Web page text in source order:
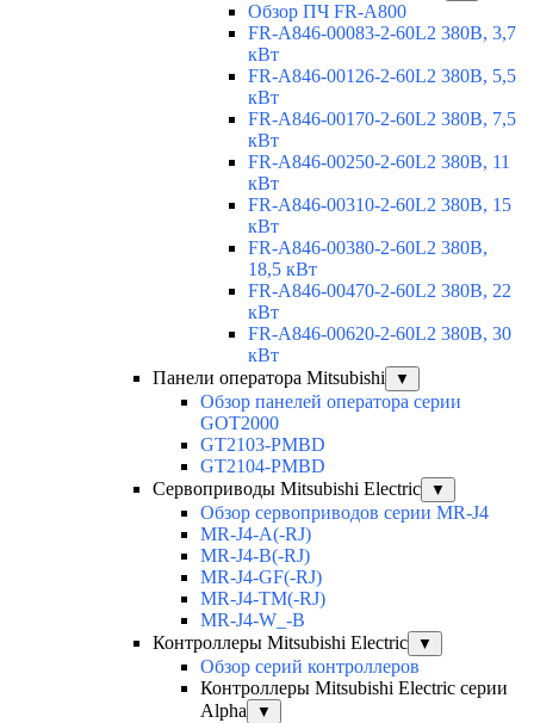
Обзор ПЧ FR-A800
FR-A846-00083-2-60L2 380В, 3,7
кВт
FR-A846-00126-2-60L2 380В, 5,5
кВт
FR-A846-00170-2-60L2 380В, 7,5
кВт
FR-A846-00250-2-60L2 380В, 11
кВт
FR-A846-00310-2-60L2 380В, 15
кВт
FR-A846-00380-2-60L2 380В,
18,5 кВт
FR-A846-00470-2-60L2 380В, 22
кВт
FR-A846-00620-2-60L2 380В, 30
кВт
Панели оператора Mitsubishi
▼
Обзор панелей оператора серии
GOT2000
GT2103-PMBD
GT2104-PMBD
Сервоприводы Mitsubishi Electric
▼
Обзор сервоприводов серии MR-J4
MR-J4-A(-RJ)
MR-J4-B(-RJ)
MR-J4-GF(-RJ)
MR-J4-TM(-RJ)
MR-J4-W_-B
Контроллеры Mitsubishi Electric
▼
Обзор серий контроллеров
Контроллеры Mitsubishi Electric серии
Alpha
▼